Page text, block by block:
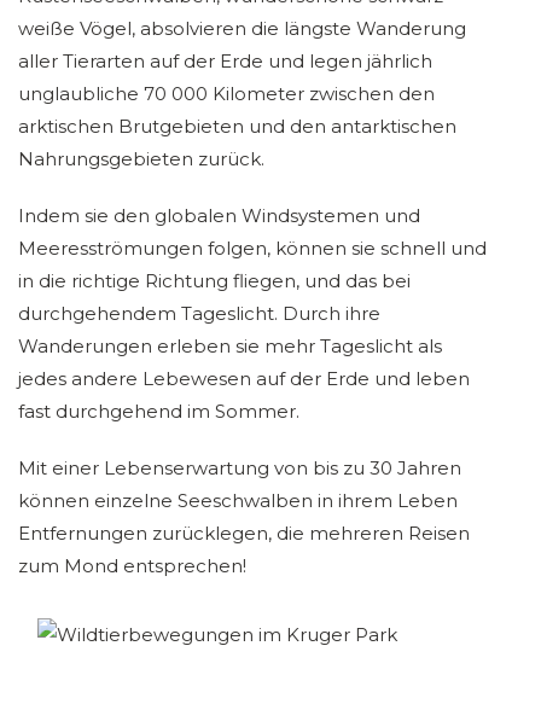
weiße Vögel, absolvieren die längste Wanderung
aller Tierarten auf der Erde und legen jährlich
unglaubliche 70 000 Kilometer zwischen den
arktischen Brutgebieten und den antarktischen
Nahrungsgebieten zurück.
Indem sie den globalen Windsystemen und
Meeresströmungen folgen, können sie schnell und
in die richtige Richtung fliegen, und das bei
durchgehendem Tageslicht. Durch ihre
Wanderungen erleben sie mehr Tageslicht als
jedes andere Lebewesen auf der Erde und leben
fast durchgehend im Sommer.
Mit einer Lebenserwartung von bis zu 30 Jahren
können einzelne Seeschwalben in ihrem Leben
Entfernungen zurücklegen, die mehreren Reisen
zum Mond entsprechen!